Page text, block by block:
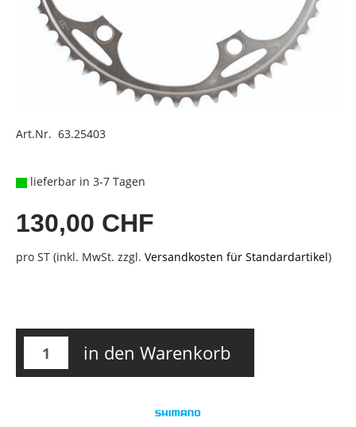
Art.Nr. 63.25403
lieferbar in 3-7 Tagen
130,00 CHF
pro ST (inkl. MwSt. zzgl. Versandkosten für Standardartikel)
in den Warenkorb